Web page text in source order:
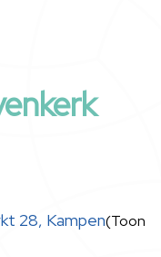
28, Kampen(Toon